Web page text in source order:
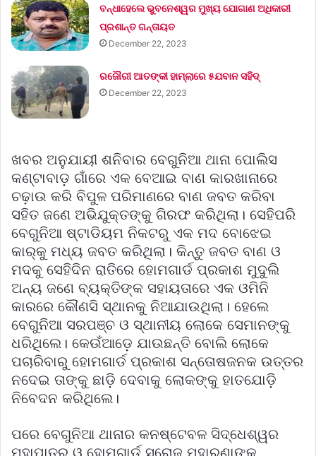
ବନ୍ଧାହେଲେ ଭୁବନେଶ୍ୱର ମୁଖ୍ୟ ଯୋଗାଣ ଅଧିକାରୀ
ପ୍ରଶାନ୍ତ ଗନ୍ତାୟତ
December 22, 2023
ରଜୌରୀ ଆତଙ୍କୀ ହାମ୍‌ଲାରେ ୫ଯବାନ ସହିଦ୍
December 22, 2023
ଖବର ଅନୁଯାୟୀ ଶନିବାର ବେଗୁନିଆ ଥାନା ପୋଲିସ
କଣ୍ଟାବାଡ଼ ଗାଁରେ ଏକ ବେଆଇ ବାଣ କାରଖାନାରେ
ଚଢ଼ାଉ କରି ବିପୁଳ ପରିମାଣରେ ବାଣ ଜବତ କରିବା
ସହିତ ଜଣେ ଅଭିଯୁକ୍ତଙ୍କୁ ଗିରଫ କରିଥିଲା। ସେହିପରି
ବେଗୁନିଆ ଷ୍ଟାଡିୟମ ନିକଟରୁ ଏକ ମଦ ବୋଝେଇ
କାର୍‌କୁ ମଧ୍ୟ ଜବତ କରିଥିଲା। କିନ୍ତୁ ଜବତ ବାଣ ଓ
ମଦକୁ ସେହିଦିନ ରାତିରେ ହୋମଗାର୍ଡ ପ୍ରକାଶ ମୁଦୁଲି
ଅନ୍ୟ ଜଣେ ବ୍ୟକ୍ତିଙ୍କ ସହାୟତାରେ ଏକ ଓମିନି
କାରରେ କୌଣସି ସ୍ଥାନକୁ ନିଆଯାଉଥିଲା। ହେଲେ
ବେଗୁନିଆ ସରପଞ୍ଚ ଓ ସ୍ଥାନୀୟ ଲୋକେ ସେମାନଙ୍କୁ
ଧରିଥିଲେ। କେଉଁଆଡ଼େ ଯାଉଛନ୍ତି ବୋଲି ଲୋକେ
ପଚାରିବାରୁ ହୋମଗାର୍ଡ ପ୍ରକାଶ ସନ୍ତୋଷଜନକ ଉତ୍ତର
ନଦେଇ ତାଙ୍କୁ ଛାଡ଼ି ଦେବାକୁ ଲୋକଙ୍କୁ ହାତଯୋଡ଼ି
ନିବେଦନ କରିଥିଲେ।
ପରେ ବେଗୁନିଆ ଥାନାର କନଷ୍ଟେବଳ ସିଦ୍ଧେଶ୍ୱର
ମହାପାତ୍ର ଓ ହୋମଗାର୍ଡ ସରୋଜ ମହାରଣାଙ୍କ